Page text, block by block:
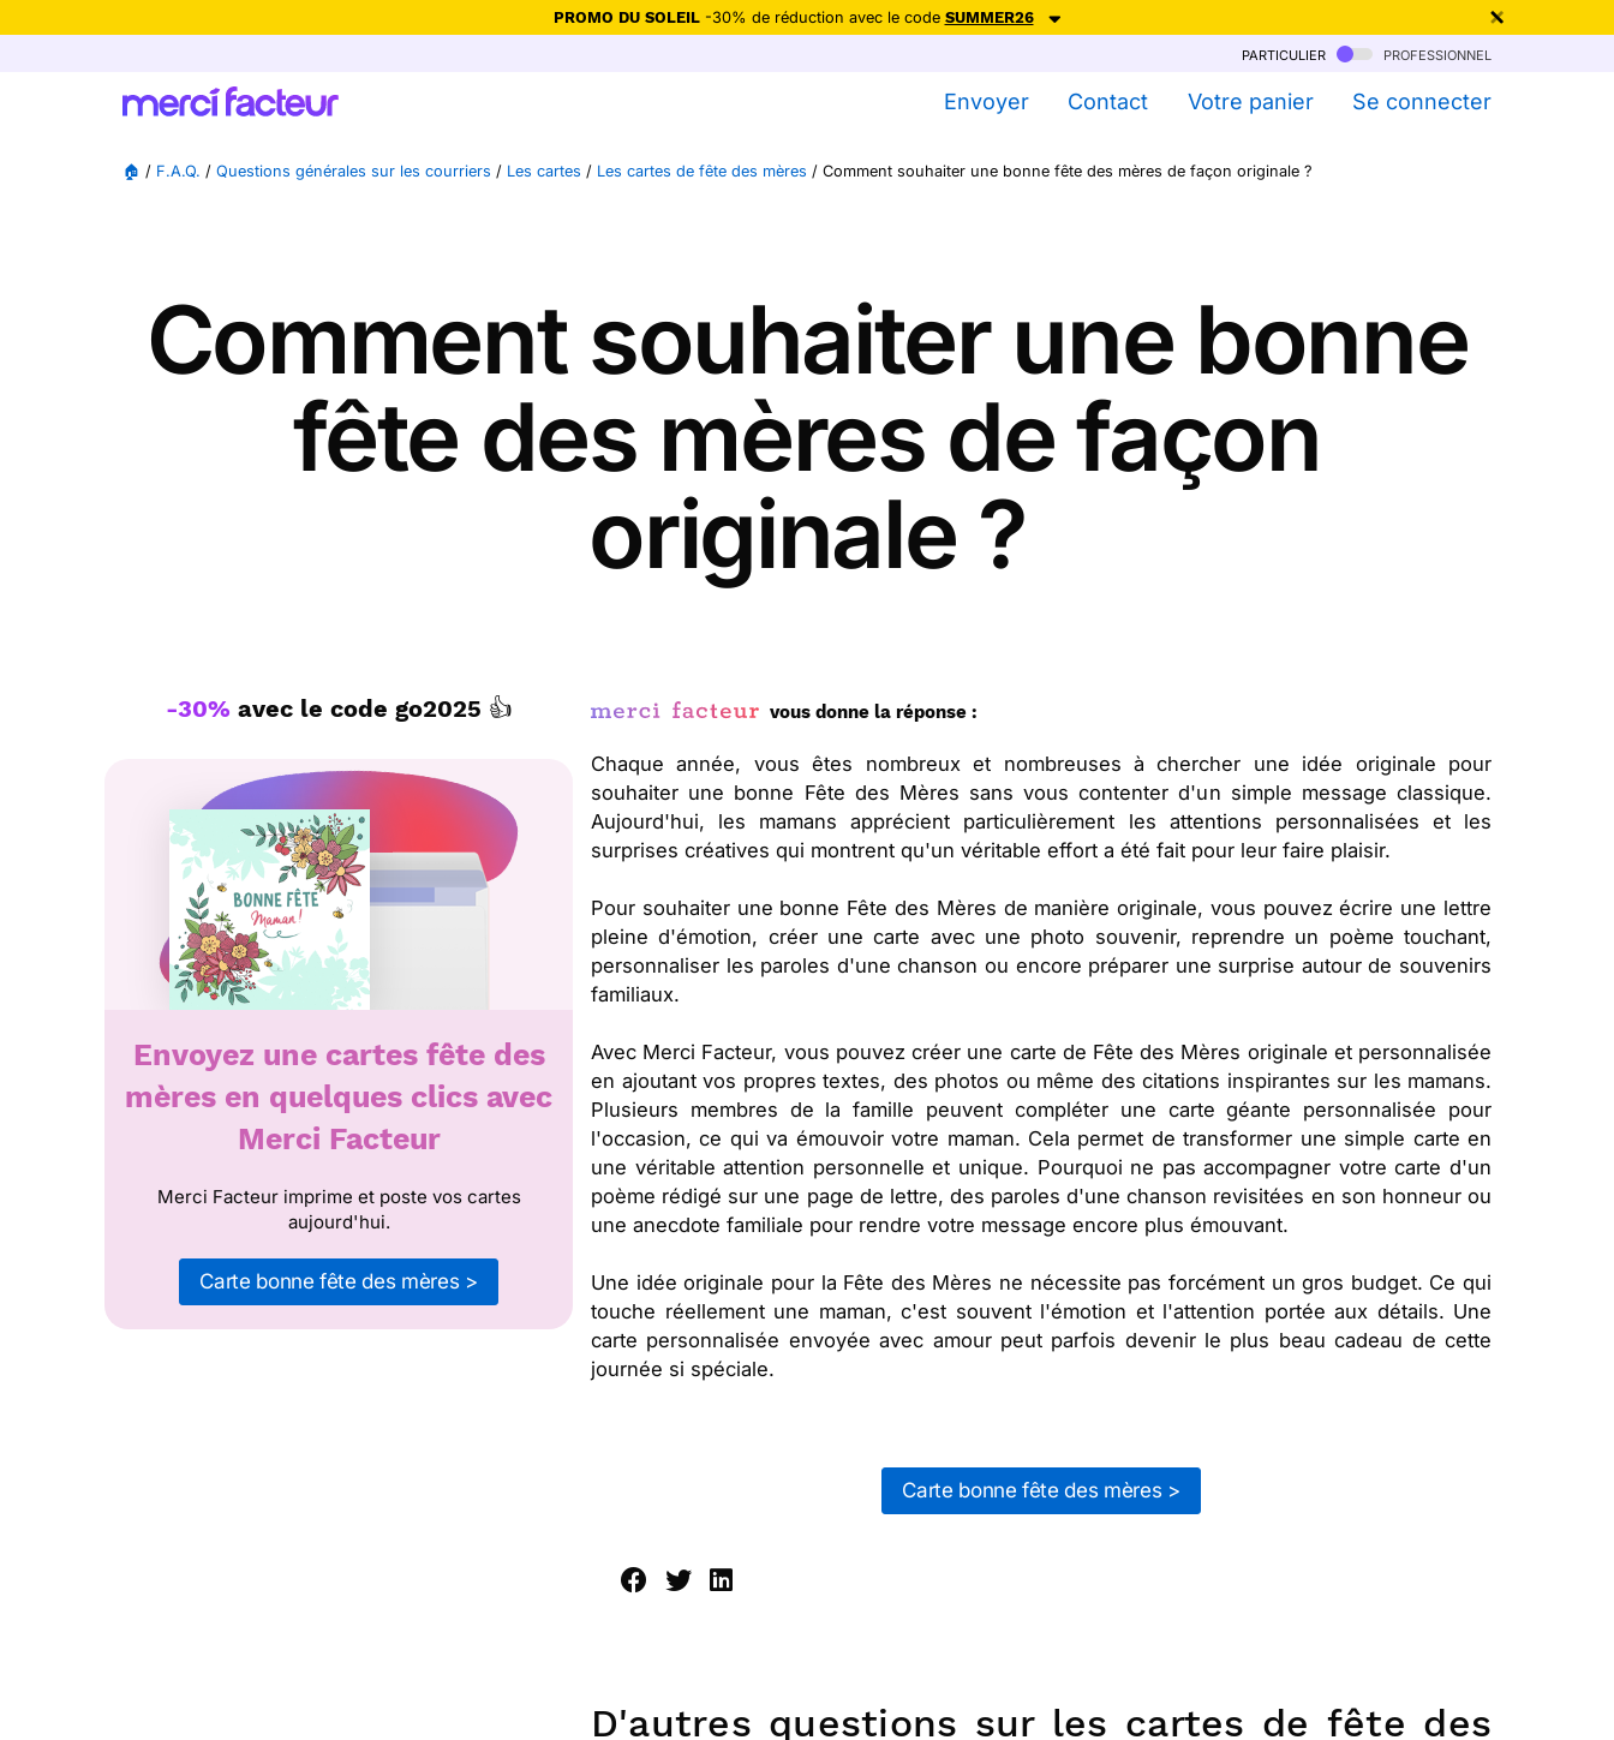
PROMO DU SOLEIL-30% de réduction avec le code SUMMER26
particulier professionnel
Envoyer Contact Votre panier Se connecter
🏠 / F.A.Q. / Questions générales sur les courriers / Les cartes / Les cartes de fête des mères / Comment souhaiter une bonne fête des mères de façon originale ?
Comment souhaiter une bonne
fête des mères de façon
originale ?
-30% avec le code go2025 👍
Envoyez une cartes fête des
mères en quelques clics avec
Merci Facteur
Merci Facteur imprime et poste vos cartes
aujourd'hui.
Carte bonne fête des mères >
vous donne la réponse :
Chaque année, vous êtes nombreux et nombreuses à chercher une idée originale pour
souhaiter une bonne Fête des Mères sans vous contenter d'un simple message classique.
Aujourd'hui, les mamans apprécient particulièrement les attentions personnalisées et les
surprises créatives qui montrent qu'un véritable effort a été fait pour leur faire plaisir.
Pour souhaiter une bonne Fête des Mères de manière originale, vous pouvez écrire une lettre
pleine d'émotion, créer une carte avec une photo souvenir, reprendre un poème touchant,
personnaliser les paroles d'une chanson ou encore préparer une surprise autour de souvenirs
familiaux.
Avec Merci Facteur, vous pouvez créer une carte de Fête des Mères originale et personnalisée
en ajoutant vos propres textes, des photos ou même des citations inspirantes sur les mamans.
Plusieurs membres de la famille peuvent compléter une carte géante personnalisée pour
l'occasion, ce qui va émouvoir votre maman. Cela permet de transformer une simple carte en
une véritable attention personnelle et unique. Pourquoi ne pas accompagner votre carte d'un
poème rédigé sur une page de lettre, des paroles d'une chanson revisitées en son honneur ou
une anecdote familiale pour rendre votre message encore plus émouvant.
Une idée originale pour la Fête des Mères ne nécessite pas forcément un gros budget. Ce qui
touche réellement une maman, c'est souvent l'émotion et l'attention portée aux détails. Une
carte personnalisée envoyée avec amour peut parfois devenir le plus beau cadeau de cette
journée si spéciale.
Carte bonne fête des mères >
D'autres questions sur les cartes de fête des